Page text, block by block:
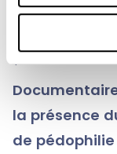
termine sur
de Saint
*
la présence
de pédophilie